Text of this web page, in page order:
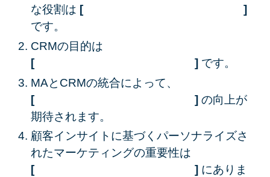
な役割は [ ]
です。
CRMの目的は
[ ] です。
MAとCRMの統合によって、
[ ]の向上が
期待されます。
顧客インサイトに基づくパーソナライズさ
れたマーケティングの重要性は
[ ] にありま